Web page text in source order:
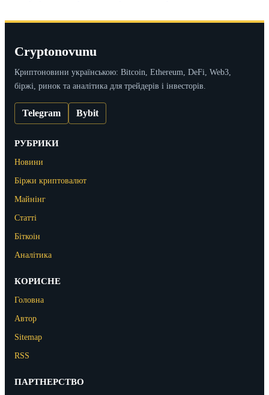
Cryptonovunu
Криптоновини українською: Bitcoin, Ethereum, DeFi, Web3,
біржі, ринок та аналітика для трейдерів і інвесторів.
Telegram Bybit
РУБРИКИ
Новини
Біржи криптовалют
Майнінг
Статті
Біткоін
Аналітика
КОРИСНЕ
Головна
Автор
Sitemap
RSS
ПАРТНЕРСТВО